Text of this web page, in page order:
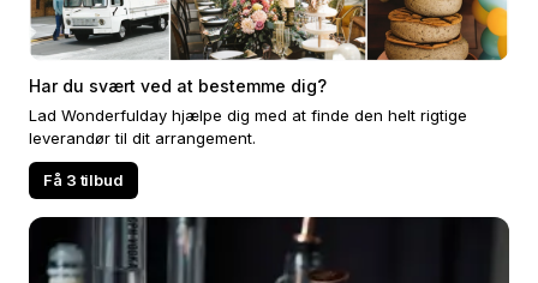
Har du svært ved at bestemme dig?
Lad Wonderfulday hjælpe dig med at finde den helt rigtige
leverandør til dit arrangement.
Få 3 tilbud